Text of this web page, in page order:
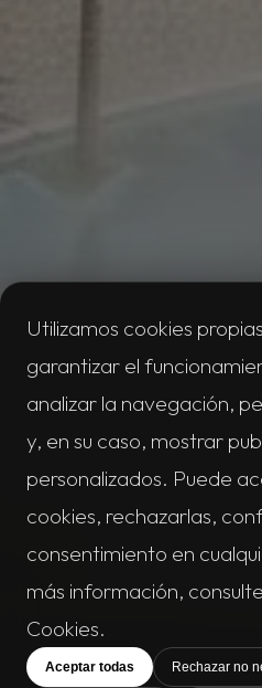
Utilizamos cookies
garantizar el
analizar la navegación,
y, en su caso, mostrar
personalizados. Puede
cookies, rechazarlas,
consentimiento en
más información,
Cookies.
Aceptar todas Rechazar no